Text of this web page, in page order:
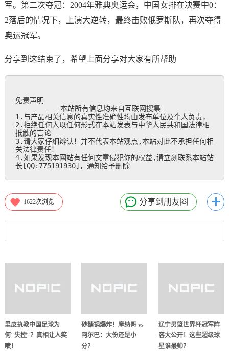
军。第二次夺冠：2004年雅典奥运会，中国女排在决赛中0：
2落后的情况下，上演大逆转，最终击败俄罗斯队，再次夺得
奥运冠军。
分享到这结束了，希望上面分享对大家有所帮助
免责声明
本站所有信息均来自互联网搜集
1.与产品相关信息的真实性准确性均由发布单位及个人负责，
2.拒绝任何人以任何形式在本站发表与中华人民共和国法律相
抵触的言论
3.请大家仔细辨认！并不代表本站观点,本站对此不承担任何相
关法律责任！
4.如果发现本网站有任何文章侵犯你的权益,请立刻联系本站站
长[QQ:775191930]，通知给予删除
1622次浏览 分享到朋友圈
里皮执教中国足球为
何"失控"？真相让人笑
喷！
砂糖锅爆炸！摩纳哥 vs
阿尔巴：大份还是小
分？
辽宁男篮世界杯冠军阵
容大公开！这些超级球
星谁最帅？